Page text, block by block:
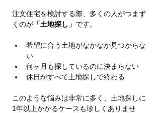
注文住宅を検討する際、多くの人がつまず
くのが 「土地探し」 です。
希望に合う土地がなかなか見つからな
い
何ヶ月も探しているのに決まらない
休日がすべて土地探しで終わる
このような悩みは非常に多く、土地探しに
1年以上かかるケースも珍しくありませ